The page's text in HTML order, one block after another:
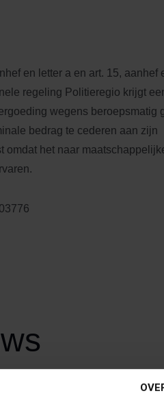
en letter a en art. 15, aanhef
regeling Politieregio krijgt
wegens beroepsmatig
bedrag te cederen aan zijn
omdat het naar